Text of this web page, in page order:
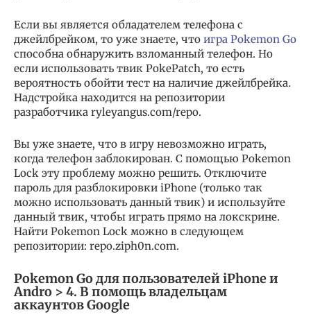
Если вы является обладателем телефона с
джейлбрейком, то уже знаете, что игра Pokemon Go
способна обнаружить взломанный телефон. Но
если использовать твик PokePatch, то есть
вероятность обойти тест на наличие джейлбрейка.
Надстройка находится на репозитории
разработчика ryleyangus.com/repo.
Вы уже знаете, что в игру невозможно играть,
когда телефон заблокирован. С помощью Pokemon
Lock эту проблему можно решить. Отключите
пароль для разблокировки iPhone (только так
можно использовать данный твик) и используйте
данный твик, чтобы играть прямо на локскрине.
Найти Pokemon Lock можно в следующем
репозитории: repo.ziph0n.com.
Pokemon Go для пользователей iPhone и
Andro > 4. В помощь владельцам
аккаунтов Google